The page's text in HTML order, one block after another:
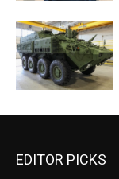
EDITOR PICKS